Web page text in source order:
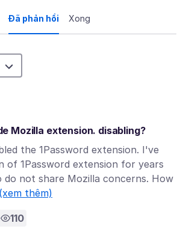
Đã phản hồi Xong
Mozilla extension. disabling?
the 1Password extension. I've
of 1Password extension for years
do not share Mozilla concerns. How
(xem thêm)
110